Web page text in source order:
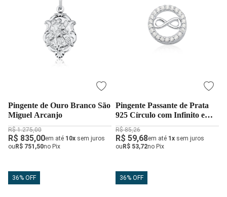
Pingente de Ouro Branco São
Miguel Arcanjo
R$ 1.275,00
R$ 835,00em até 10x sem juros
ou R$ 751,50no Pix
Pingente Passante de Prata
925 Círculo com Infinito e
Zircônias Cravejada
R$ 85,26
R$ 59,68em até 1x sem juros
ou R$ 53,72no Pix
36% OFF 36% OFF